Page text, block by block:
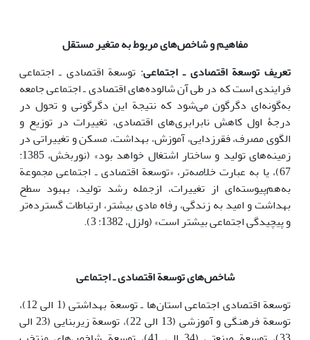
مفاهیم و شاخص‌های مربوط به متغیر مستقل
تعریف توسعة اقتصادی ـ اجتماعی: توسعة اقتصادی ـ اجتماعی
فرایندی است که در طی آن شالوده‌های اقتصادی ـ اجتماعی جامعه
به‌گونه‌ای دگرگون می‌شود که نتیجة ‌این دگرگونی و تحول در
درجۀ اول کاهش نابرابری‌های اقتصادی، تغییرات در توزیع و
الگوی مصرف، فقرزدایی، آموزش، بهداشت، مسکن و تغییراتی در
زمینه‌های تولید و ساختار اشتغال خواهد بود» (نوربخش، 1385:
67)، یا به عبارت خلاصه‌تر، «توسعة اقتصادی ـ اجتماعی مجموعة
به‌هم‌پیوسته‌ای از تغییرات، ازجمله رشد تولید، بهبود سطح
بهداشت و امید به زندگی، رفاه مادی بیشتر، ارتباطات گسترده‌تر
و پیچیدگی اجتماعی بیشتر است» (ولزل، 1382: 3).
شاخص‌های توسعة اقتصادی ـ اجتماعی
توسعة اقتصادی اجتماعی استان‌ها ـ توسعة بهداشتی (1 الی 12)،
توسعة فرهنگی و آموزشی (13 الی 22)، توسعة زیربنایی (23 الی